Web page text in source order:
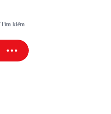
Tìm kiếm
SAO SPORT